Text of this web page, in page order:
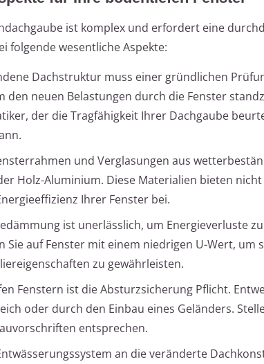
ist komplex und erfordert eine
folgende wesentliche Aspekte:
Dachstruktur muss einer gründlichen
den neuen Belastungen durch die Fenster
der die Tragfähigkeit Ihrer Dachgaube
und Verglasungen aus
Holz-Aluminium. Diese Materialien bieten
Ihrer Fenster bei.
ist unerlässlich, um Energieverluste
Sie auf Fenster mit einem niedrigen U-Wert, um
zu gewährleisten.
Fenstern ist die Absturzsicherung Pflicht.
oder durch den Einbau eines Geländers.
entsprechen.
an die veränderte